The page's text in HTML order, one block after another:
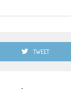
TWEET